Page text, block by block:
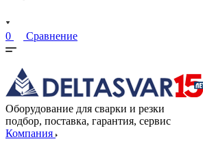
0 Сравнение
Оборудование для сварки и резки
подбор, поставка, гарантия, сервис
Компания